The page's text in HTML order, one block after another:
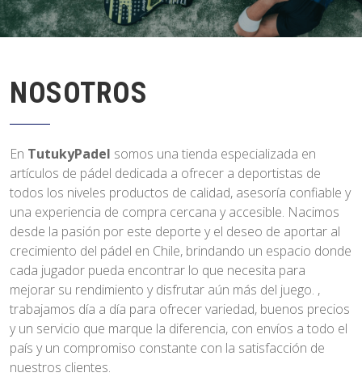
NOSOTROS
En TutukyPadel somos una tienda especializada en
artículos de pádel dedicada a ofrecer a deportistas de
todos los niveles productos de calidad, asesoría confiable y
una experiencia de compra cercana y accesible. Nacimos
desde la pasión por este deporte y el deseo de aportar al
crecimiento del pádel en Chile, brindando un espacio donde
cada jugador pueda encontrar lo que necesita para
mejorar su rendimiento y disfrutar aún más del juego. ,
trabajamos día a día para ofrecer variedad, buenos precios
y un servicio que marque la diferencia, con envíos a todo el
país y un compromiso constante con la satisfacción de
nuestros clientes.